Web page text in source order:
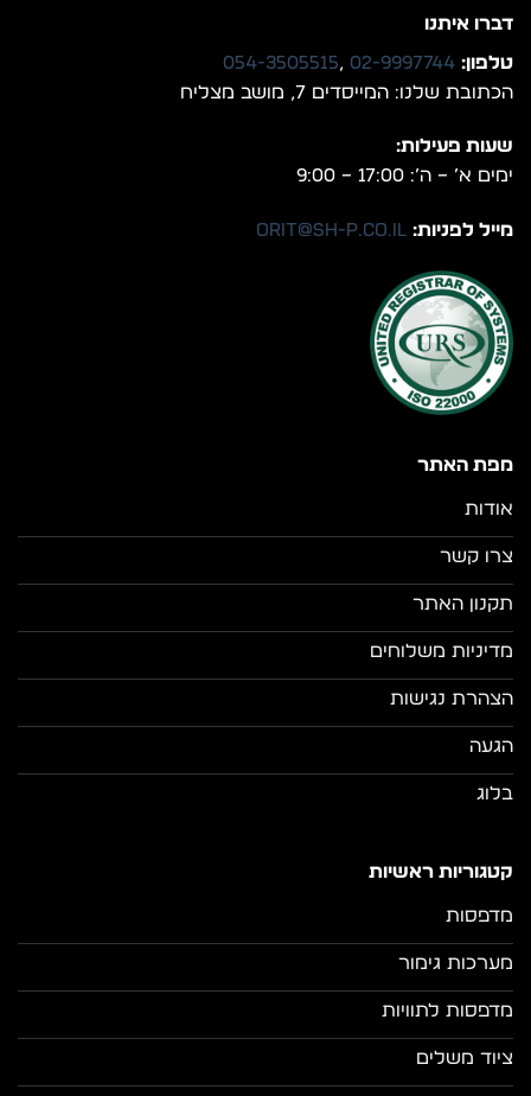
מפת האתר
אודות
צרו קשר
תקנון האתר
מדיניות משלוחים
הצהרת נגישות
הגעה
בלוג
קטגוריות ראשיות
מדפסות
מערכות גימור
מדפסות לתוויות
ציוד משלים
דברו איתנו
טלפון: 02-9997744
,
054-3505515
הכתובת שלנו: המייסדים 7, מושב מצליח
שעות פעילות:
ימים א’ – ה’: 17:00 – 9:00
מייל לפניות: orit@sh-p.co.il